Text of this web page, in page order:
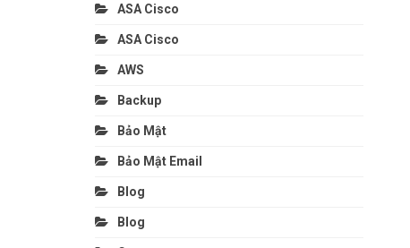
ASA Cisco
ASA Cisco
AWS
Backup
Bảo Mật
Bảo Mật Email
Blog
Blog